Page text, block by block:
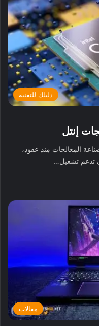
دليلك للتقنية
إنتل
المعالجات منذ عقود،
تدعم تشغيل…
مقالات